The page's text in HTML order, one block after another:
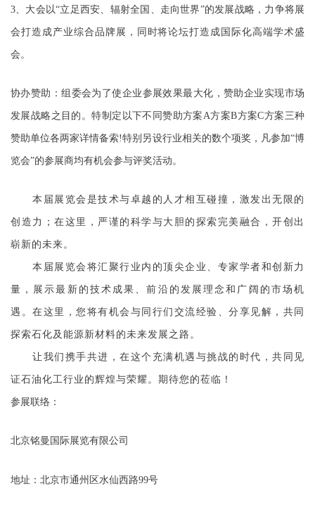
3、大会以“立足西安 、辐射全国、走向世界”的发展战略，力争将展
会打造成产业综合品牌展，同时将论坛打造成国际化高端学术盛
会。
协办赞助 ：组委会为了使企业参展效果最大化，赞助企业实现市场
发展战略之目的。特制定以下不同赞助方案A方案B方案C方案三种
赞助单位各两家详情备索!特别另设行业相关的数个项奖，凡参加“博
览会”的参展商均有机会参与评奖活动。
本届展览会是技术与卓越的人才相互碰撞，激发出无限的
创造力；在这里，严谨的科学与大胆的探索完美融合，开创出
崭新的未来。
本 届 展览会将汇聚行业内的顶尖企业、专家学者和创新力
量，展示最新的技术成果、前沿的发展理念和广阔的市场机
遇。在这里，您将有机会与同行们交流经验、分享见解，共同
探索石化及能源新材料的未来发展之路。
让我们携手共进，在这个充满机遇与挑战的时代，共同见
证石油化工行业的辉煌与荣耀。期待您的莅临！
参展联络：
北京铭曼国际展览有限公司
地址：北京市通州区水仙西路99号